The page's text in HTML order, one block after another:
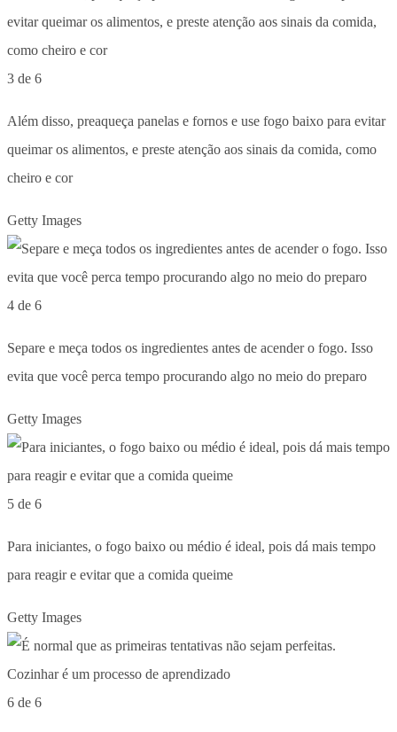
3 de 6
Além disso, preaqueça panelas e fornos e use fogo baixo para evitar
queimar os alimentos, e preste atenção aos sinais da comida, como
cheiro e cor
Getty Images
4 de 6
Separe e meça todos os ingredientes antes de acender o fogo. Isso
evita que você perca tempo procurando algo no meio do preparo
Getty Images
5 de 6
Para iniciantes, o fogo baixo ou médio é ideal, pois dá mais tempo
para reagir e evitar que a comida queime
Getty Images
6 de 6